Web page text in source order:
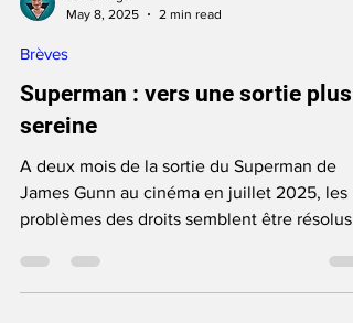
May 8, 2025
2 min read
Superman : vers une sortie plus
sereine
A deux mois de la sortie du Superman de